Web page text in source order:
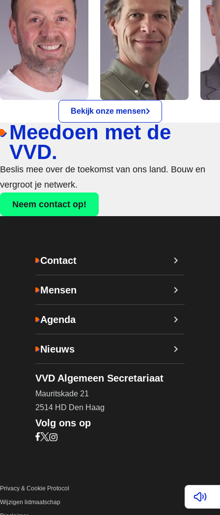
Bekijk onze mensen
Lees
Meedoen met de
VVD.
Beslis mee over de toekomst van ons land. Bouw en
vergroot je netwerk.
Neem contact op!
Contact
Mensen
Agenda
Nieuws
VVD Algemeen Secretariaat
Mauritskade 21
2514 HD Den Haag
Volg ons op
Bezoek onze Facebook pagina (opent in nieuw
Bezoek onze X pagina (opent in nieuw tabblad)
Bezoek onze Instagram pagina (opent in
Privacy & Cookie Protocol
Wijzigen lidmaatschap